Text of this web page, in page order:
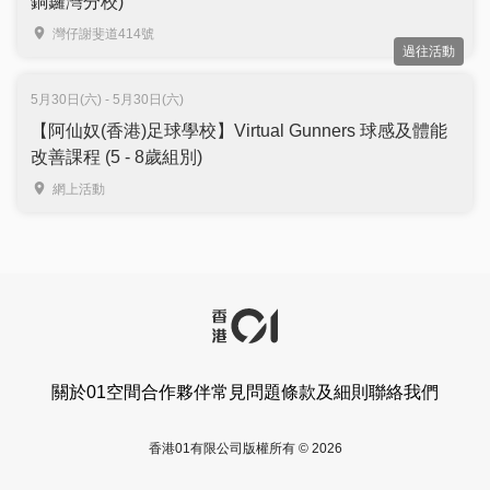
灣仔謝斐道414號
過往活動
5月30日(六) - 5月30日(六)
【阿仙奴(香港)足球學校】Virtual Gunners 球感及體能
改善課程 (5 - 8歲組別)
網上活動
關於01空間合作夥伴常見問題條款及細則 聯絡我們
香港01有限公司版權所有 © 2026